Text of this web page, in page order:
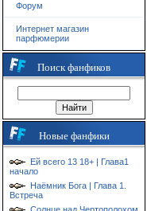
Форум
Интернет магазин
парфюмерии
Поиск фанфиков
Новые фанфики
Ей всего 13 18+ | Глава1
начало
Наёмник Бога | Глава 1.
Встреча